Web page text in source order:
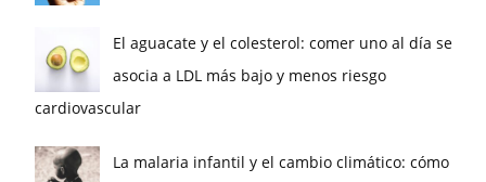
El aguacate y el colesterol: comer uno al día se
asocia a LDL más bajo y menos riesgo
cardiovascular
La malaria infantil y el cambio climático: cómo